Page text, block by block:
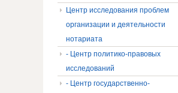
Центр исследования проблем
организации и деятельности
нотариата
- Центр политико-правовых
исследований
- Центр государственно-